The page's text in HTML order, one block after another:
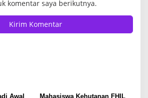
komentar saya berikutnya.
Awal
Mahasiswa Kehutanan FHIL